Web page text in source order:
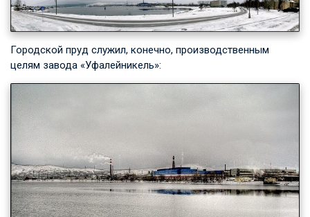
Городской пруд служил, конечно, производственным
целям завода «Уфалейникель»: